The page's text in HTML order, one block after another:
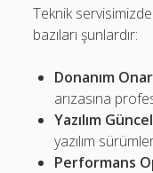
Teknik
bazıları şunlardır:
Donanım
arızasına
Yazılım
yazılım
Performans